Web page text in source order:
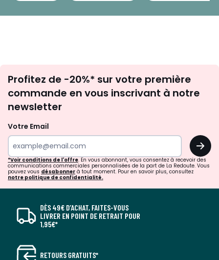
Pratique
Compatible four et lave-vaisselle.
newsletter
Profitez de -20%* sur votre première
commande en vous inscrivant à notre
newsletter
Votre Email
OK
*Voir conditions de l'offre. En vous abonnant, vous consentez à recevoir des
communications commerciales personnalisées de la part de La Redoute. Vous
pouvez vous désabonner à tout moment. Pour en savoir plus, consultez
notre politique de confidentialité.
DÈS 49€ D’ACHAT, FAITES-VOUS
LIVRER EN POINT DE RETRAIT POUR
1,95€*
RETOURS GRATUITS*